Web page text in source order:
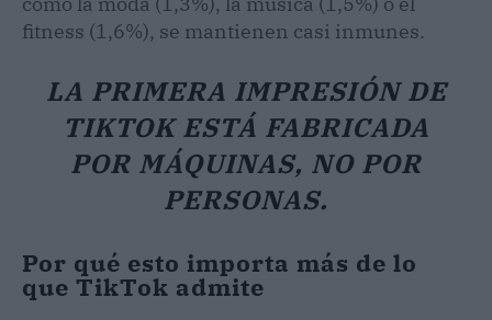
fitness (1,6%), se mantienen casi inmunes.
LA PRIMERA IMPRESIÓN DE
TIKTOK ESTÁ FABRICADA
POR MÁQUINAS, NO POR
PERSONAS.
Por qué esto importa más de lo
que TikTok admite